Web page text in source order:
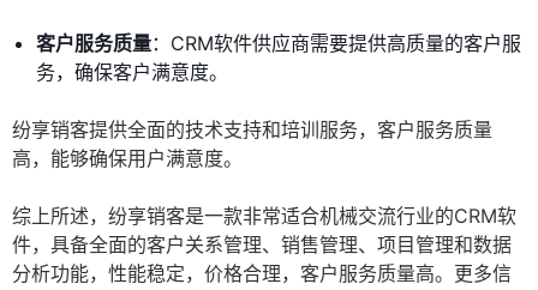
客户服务质量：CRM软件供应商需要提供高质量的客户服
务，确保客户满意度。
纷享销客提供全面的技术支持和培训服务，客户服务质量
高，能够确保用户满意度。
综上所述，纷享销客是一款非常适合机械交流行业的CRM软
件，具备全面的客户关系管理、销售管理、项目管理和数据
分析功能，性能稳定，价格合理，客户服务质量高。更多信